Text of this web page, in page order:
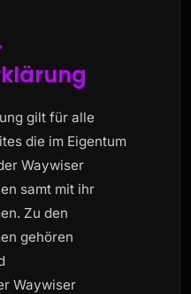
gilt für alle
die im Eigentum
Waywiser
samt mit ihr
Zu den
gehören
Waywiser